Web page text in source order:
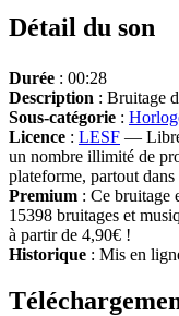
Détail du son
Durée : 00:28
Description : Bruitage
Sous-catégorie :
Licence : LESF — Libre
un nombre illimité de
plateforme, partout
Premium : Ce bruitage
15398 bruitages et
à partir de 4,90€ !
Historique : Mis en